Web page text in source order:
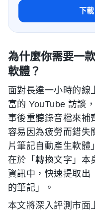
下
為什麼你需要一
軟體？
面對長達一小時的線
富的 YouTube 訪談
事後重聽錄音檔來補
容易因為疲勞而錯失
片筆記自動產生軟體
在於「轉換文字」本
資訊中，快速提取出
的筆記」。
本文將深入評測市面